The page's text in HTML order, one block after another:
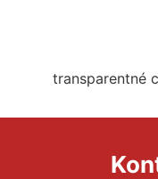
transparentné